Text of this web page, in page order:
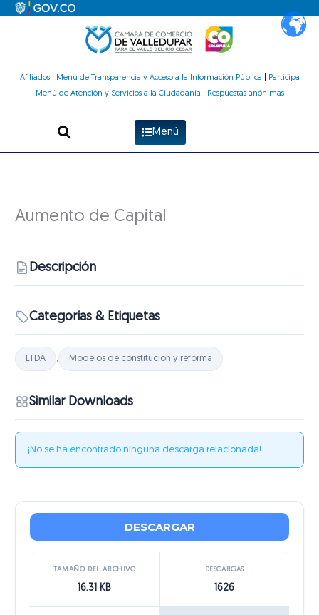
Afiliados| Menú de Transparencia y Acceso a la Información Pública
Participa
Menú de Atención y Servicios a la Ciudadanía
Respuestas anónimas
Menú
Aumento de Capital
Descripción
Categorías & Etiquetas
LTDA , Modelos de constitución y reforma
Similar Downloads
¡No se ha encontrado ninguna descarga relacionada!
DESCARGAR
TAMAÑO DEL ARCHIVO
16.31 KB
DESCARGAS
1626